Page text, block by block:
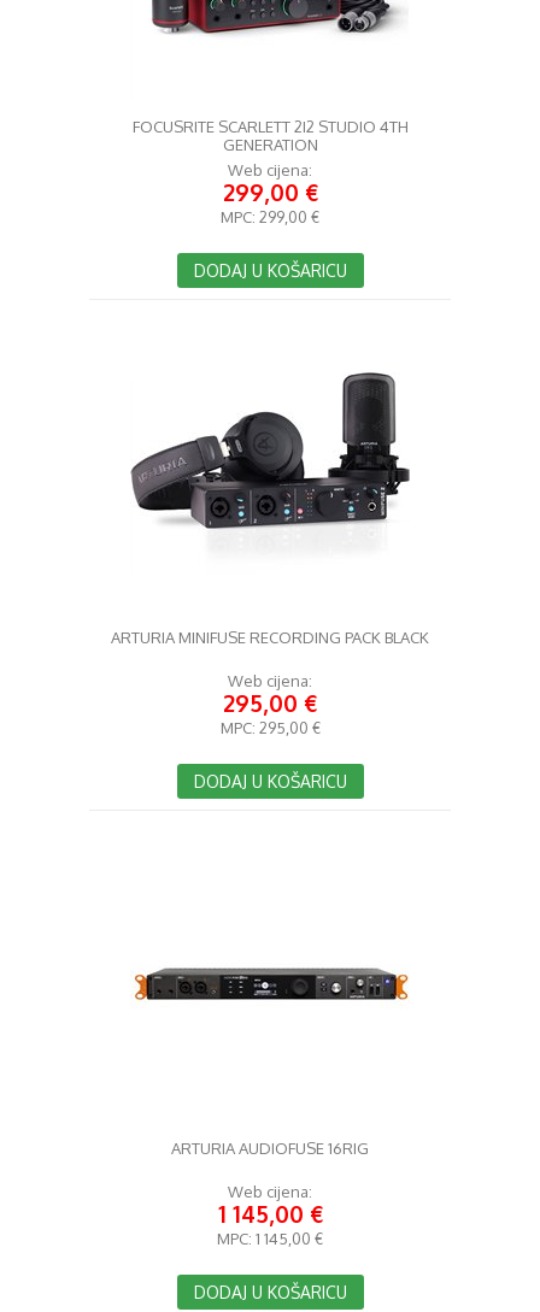
FOCUSRITE SCARLETT 2I2 STUDIO 4TH
GENERATION
Web cijena:
299,00 €
MPC: 299,00 €
DODAJ U KOŠARICU
ARTURIA MINIFUSE RECORDING PACK BLACK
Web cijena:
295,00 €
MPC: 295,00 €
DODAJ U KOŠARICU
ARTURIA AUDIOFUSE 16RIG
Web cijena:
1 145,00 €
MPC: 1 145,00 €
DODAJ U KOŠARICU